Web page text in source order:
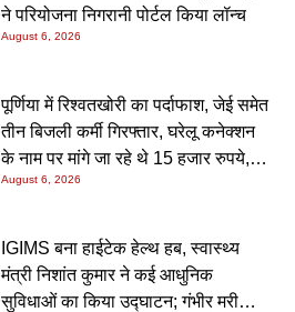
ने परियोजना निगरानी पोर्टल किया लॉन्च
August 6, 2026
पूर्णिया में रिश्वतखोरी का पर्दाफाश, जेई समेत
तीन बिजली कर्मी गिरफ्तार, घरेलू कनेक्शन
के नाम पर मांगे जा रहे थे 15 हजार रुपये,
निगरानी टीम ने रंगे हाथ पकड़ा
August 6, 2026
IGIMS बना हाईटेक हेल्थ हब, स्वास्थ्य
मंत्री निशांत कुमार ने कई आधुनिक
सुविधाओं का किया उद्घाटन; गंभीर मरीजों